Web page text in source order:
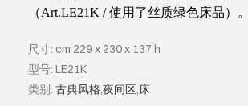
（Art.LE21K /使用了丝质绿色床品）。
尺寸: cm 229 x 230 x 137 h
型号: LE21K
类别: 古典风格,夜间区,床